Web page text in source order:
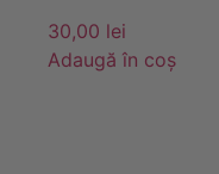
30,00 lei
Adaugă în coș